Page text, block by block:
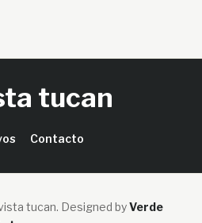
tucan
Contacto
tucan. Designed byVerde